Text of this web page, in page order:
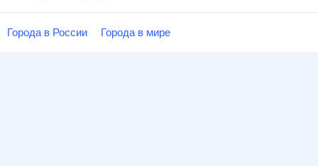
Города в России Города в мире